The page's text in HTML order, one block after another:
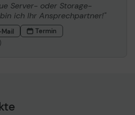
Server- oder Storage-
ich Ihr Ansprechpartner!"
Mail
Termin